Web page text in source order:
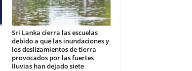
Sri Lanka cierra las escuelas
debido a que las inundaciones y
los deslizamientos de tierra
provocados por las fuertes
lluvias han dejado siete